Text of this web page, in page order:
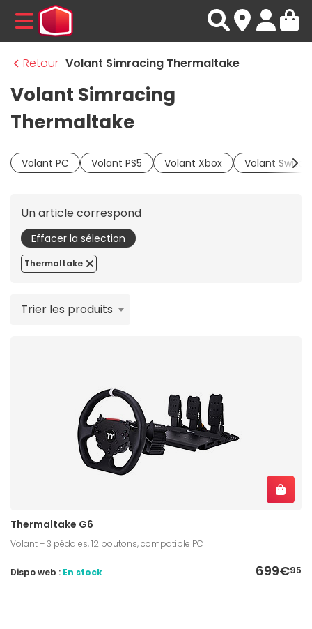
MENU
Retour Volant Simracing Thermaltake
Volant Simracing
Thermaltake
Volant PC Volant PS5 Volant Xbox Volant Switch
Un article correspond
Effacer la sélection
Thermaltake
Trier les produits
Thermaltake G6
Volant + 3 pédales, 12 boutons, compatible PC
699€95
Dispo web : En stock